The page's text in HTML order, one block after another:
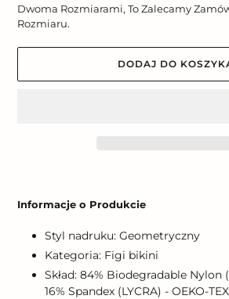
Dwoma Rozmiarami, To Zalecamy
Rozmiaru.
DODAJ DO
do
Informacje o Produkcie
Styl nadruku: Geometryczny
Kategoria: Figi bikini
Skład: 84% Biodegradable Nylon
16% Spandex (LYCRA) - OEKO-